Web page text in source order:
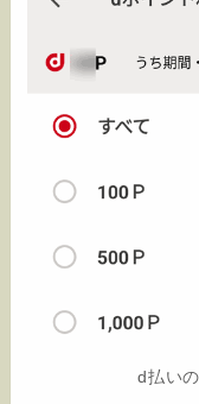
d払い